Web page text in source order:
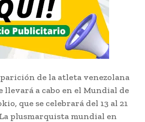
de la atleta venezolana
llevará a cabo en el Mundial de
que se celebrará del 13 al 21
plusmarquista mundial en